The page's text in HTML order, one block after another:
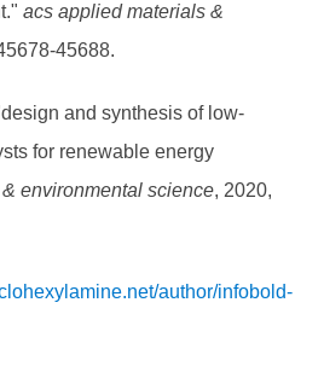
acs applied materials &
45688.
and synthesis of low-
for renewable energy
environmental science, 2020,
author/infobold-